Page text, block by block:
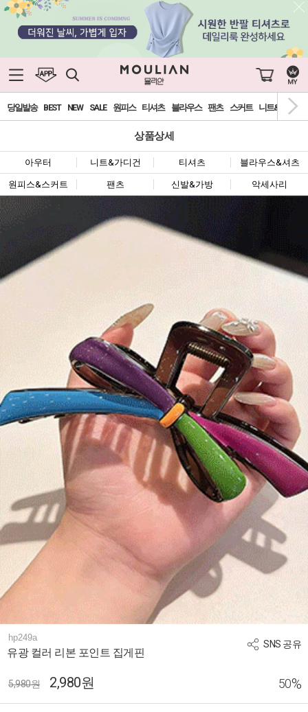
당일발송 BEST NEW SALE 원피스 티셔츠 블라우스 팬츠 스커트 니트&가디건
상품상세
아우터 니트&가디건 티셔츠 블라우스&셔츠
원피스&스커트 팬츠 신발&가방 악세사리
SNS 공유
hp249a
유광 컬러 리본 포인트 집게핀
5,980원 2,980원 50%